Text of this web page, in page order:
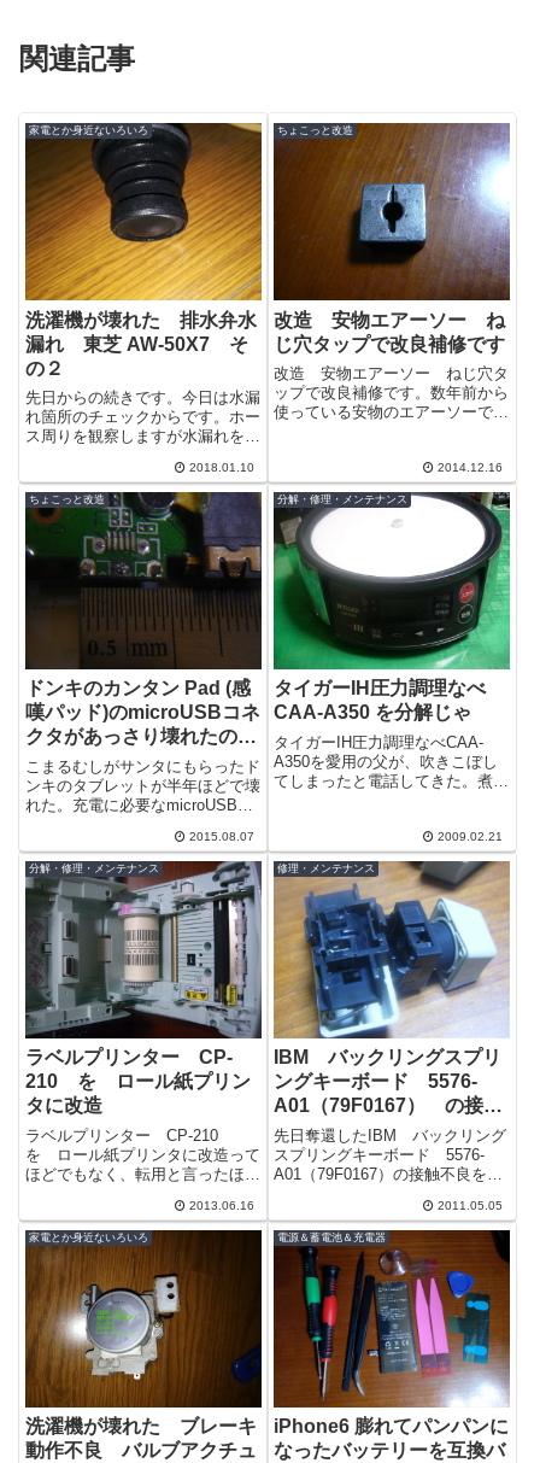
関連記事
家電とか身近ないろいろ
洗濯機が壊れた 排水弁水
漏れ 東芝 AW-50X7 そ
の２
先日からの続きです。今日は水漏
れ箇所のチェックからです。ホー
ス周りを観察しますが水漏れをし
周辺も水が漏れている痕跡があり
ません。（...
2018.01.10
ちょこっと改造
改造 安物エアーソー ね
じ穴タップで改良補修です
改造 安物エアーソー ねじ穴タ
ップで改良補修です。数年前から
使っている安物のエアーソーで
2014.12.16
ちょこっと改造
ドンキのカンタン Pad (感
嘆パッド)のmicroUSBコネ
クタがあっさり壊れたので
改造してみた
こまるむしがサンタにもらったド
ンキのタブレットが半年ほどで壊
れた。充電に必要なmicroUSBの
2015.08.07
分解・修理・メンテナンス
タイガーIH圧力調理なべ
CAA-A350 を分解じゃ
タイガーIH圧力調理なべCAA-
A350を愛用の父が、吹きこぼし
てしまったと電話してきた。煮汁
2009.02.21
分解・修理・メンテナンス
ラベルプリンター CP-
210 を ロール紙プリン
タに改造
ラベルプリンター CP-210
を ロール紙プリンタに改造って
ほどでもなく、転用と言ったほう
は、ブラザーのシールプリンタ
だ。シール...
2013.06.16
修理・メンテナンス
IBM バックリングスプリ
ングキーボード 5576-
A01（79F0167） の接触
不良を分解修理
先日奪還したIBM バックリング
スプリングキーボード 5576-
A01（79F0167）の接触不良を修
ードの裏に79F0167と書...2011.05.05
家電とか身近ないろいろ
洗濯機が壊れた ブレーキ
動作不良 バルブアクチュ
電源＆蓄電池＆充電器
iPhone6 膨れてパンパンに
なったバッテリーを互換バ